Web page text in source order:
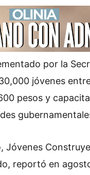
por la
jóvenes
pesos y
Jóvenes
reportó en